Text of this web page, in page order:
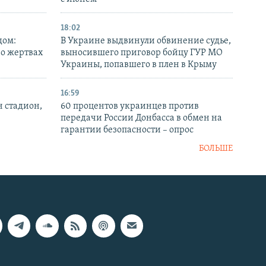
жертвах
18:02
В Украине выдвинули обвинение судье,
выносившего приговор бойцу ГУР МО
Украины, попавшего в плен в Крыму
стадион,
16:59
60 процентов украинцев против
передачи России Донбасса в обмен на
гарантии безопасности – опрос
БОЛЬШЕ